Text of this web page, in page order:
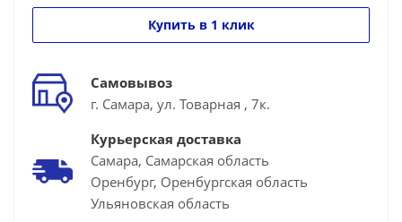
Купить в 1 клик
Самовывоз
г. Самара, ул. Товарная , 7к.
Курьерская доставка
Самара, Самарская область
Оренбург, Оренбургская область
Ульяновская область